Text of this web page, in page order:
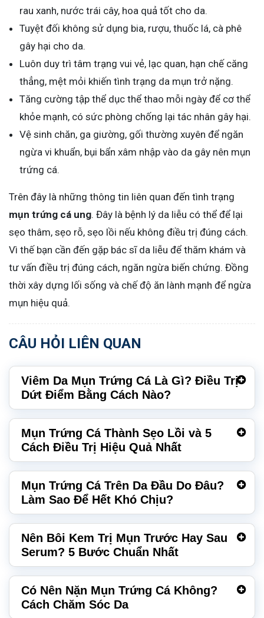
rau xanh, nước trái cây, hoa quả tốt cho da.
Tuyệt đối không sử dụng bia, rượu, thuốc lá, cà phê
gây hại cho da.
Luôn duy trì tâm trạng vui vẻ, lạc quan, hạn chế căng
thẳng, mệt mỏi khiến tình trạng da mụn trở nặng.
Tăng cường tập thể dục thể thao mỗi ngày để cơ thể
khỏe mạnh, có sức phòng chống lại tác nhân gây hại.
Vệ sinh chăn, ga giường, gối thường xuyên để ngăn
ngừa vi khuẩn, bụi bẩn xâm nhập vào da gây nên mụn
trứng cá.
Trên đây là những thông tin liên quan đến tình trạng
mụn trứng cá ung. Đây là bệnh lý da liễu có thể để lại
sẹo thâm, sẹo rỗ, sẹo lồi nếu không điều trị đúng cách.
Vì thế bạn cần đến gặp bác sĩ da liễu để thăm khám và
tư vấn điều trị đúng cách, ngăn ngừa biến chứng. Đồng
thời xây dựng lối sống và chế độ ăn lành mạnh để ngừa
mụn hiệu quả.
CÂU HỎI LIÊN QUAN
Viêm Da Mụn Trứng Cá Là Gì? Điều Trị
Dứt Điểm Bằng Cách Nào?
Mụn Trứng Cá Thành Sẹo Lồi và 5
Cách Điều Trị Hiệu Quả Nhất
Mụn Trứng Cá Trên Da Đầu Do Đâu?
Làm Sao Để Hết Khó Chịu?
Nên Bôi Kem Trị Mụn Trước Hay Sau
Serum? 5 Bước Chuẩn Nhất
Có Nên Nặn Mụn Trứng Cá Không?
Cách Chăm Sóc Da